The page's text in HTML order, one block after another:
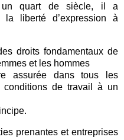
un quart de siècle, il a
liberté d’expression à
droits fondamentaux de
et les hommes
assurée dans tous les
conditions de travail à un
prenantes et entreprises